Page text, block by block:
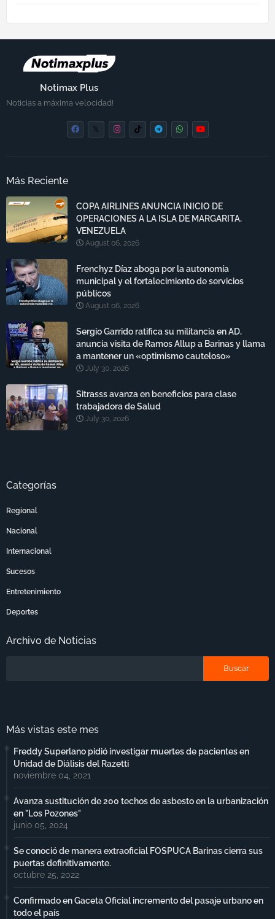
Notimax Plus
Noticias a máxima velocidad!
Más Reciente
COPA AIRLINES ANUNCIA INICIO DE
OPERACIONES A LA ISLA DE MARGARITA,
VENEZUELA
August 06, 2026
Frenchyz Díaz aboga por la autonomía
municipal y el fortalecimiento de servicios
públicos
August 06, 2026
Sergio Garrido ratifica su militancia en AD,
anuncia visita de Ramos Allup a Barinas y llama
a mantener un «optimismo cauteloso»
July 30, 2026
Sitrasss avanza en beneficios para clase
trabajadora de Salud
July 30, 2026
Categorías
Regional
Nacional
Internacional
Sucesos
Entretenimiento
Deportes
Archivo de Noticias
Más vistas este mes
Freddy Superlano pidió investigar muertes de pacientes en
Unidad de Diálisis del Razetti
noviembre 04, 2021
Avanza sustitución de 200 techos de asbesto en la urbanización
en "Los Pozones"
junio 05, 2024
Se conoció de manera extraoficial FOSPUCA Barinas cierra sus
puertas definitivamente.
octubre 25, 2022
Confirmado en Gaceta Oficial incremento del pasaje urbano en
todo el país